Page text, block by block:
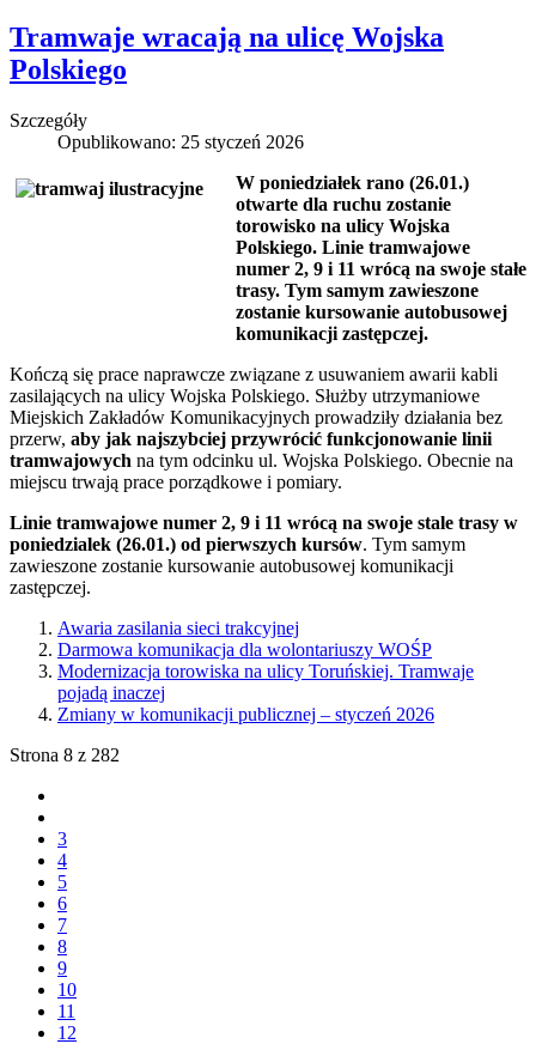
Tramwaje wracają na ulicę Wojska
Polskiego
Szczegóły
Opublikowano: 25 styczeń 2026
W poniedziałek rano (26.01.)
otwarte dla ruchu zostanie
torowisko na ulicy Wojska
Polskiego. Linie tramwajowe
numer 2, 9 i 11 wrócą na swoje stałe
trasy. Tym samym zawieszone
zostanie kursowanie autobusowej
komunikacji zastępczej.
Kończą się prace naprawcze związane z usuwaniem awarii kabli
zasilających na ulicy Wojska Polskiego. Służby utrzymaniowe
Miejskich Zakładów Komunikacyjnych prowadziły działania bez
przerw, aby jak najszybciej przywrócić funkcjonowanie linii
tramwajowych na tym odcinku ul. Wojska Polskiego. Obecnie na
miejscu trwają prace porządkowe i pomiary.
Linie tramwajowe numer 2, 9 i 11 wrócą na swoje stale trasy w
poniedzialek (26.01.) od pierwszych kursów. Tym samym
zawieszone zostanie kursowanie autobusowej komunikacji
zastępczej.
Awaria zasilania sieci trakcyjnej
Darmowa komunikacja dla wolontariuszy WOŚP
Modernizacja torowiska na ulicy Toruńskiej. Tramwaje
pojadą inaczej
Zmiany w komunikacji publicznej – styczeń 2026
Strona 8 z 282
3
4
5
6
7
8
9
10
11
12